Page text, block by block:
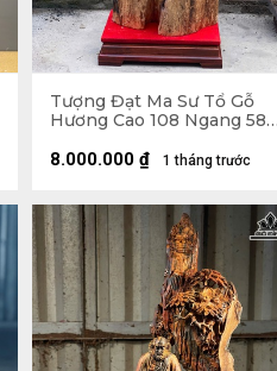
Tượng Đạt Ma Sư Tổ Gỗ
Hương Cao 108 Ngang 58
1 tháng trước
8.000.000 ₫